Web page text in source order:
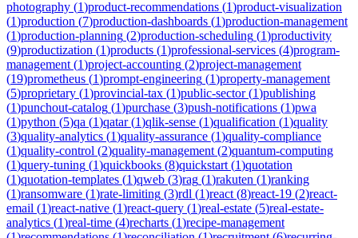
photography (1)product-recommendations (1)product-visualization
(1)production (7)production-dashboards (1)production-management
(1)production-planning (2)production-scheduling (1)productivity
(9)productization (1)products (1)professional-services (4)program-
management (1)project-accounting (2)project-management
(19)prometheus (1)prompt-engineering (1)property-management
(5)proprietary (1)provincial-tax (1)public-sector(1)publishing
(1)punchout-catalog (1)purchase (3)push-notifications (1)pwa
(1)python (5)qa (1)qatar(1)qlik-sense (1)qualification (1)quality
(3)quality-analytics (1)quality-assurance (1)quality-compliance
(1)quality-control (2)quality-management (2)quantum-computing
(1)query-tuning (1)quickbooks (8)quickstart (1)quotation
(1)quotation-templates (1)qweb (3)rag (1)rakuten (1)ranking
(1)ransomware (1)rate-limiting (3)rdl (1)react (8)react-19 (2)react-
email (1)react-native (1)react-query (1)real-estate (5)real-estate-
analytics (1)real-time (4)recharts (1)recipe-management